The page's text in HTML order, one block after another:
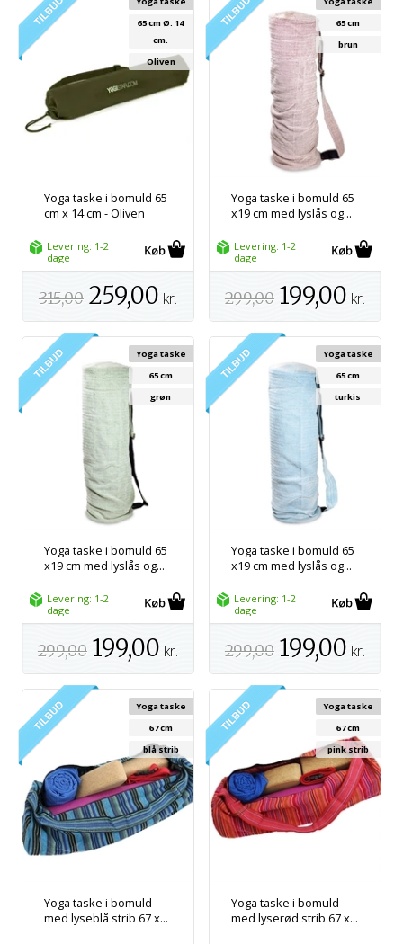
Yoga taske i bomuld 65
cm x 14 cm - Oliven
65 cm Ø: 14
cm.
Oliven
Levering: 1-2
dage
315,00 259,00 kr.
Yoga taske i bomuld 65
x19 cm med lyslås og...
65 cm
brun
Levering: 1-2
dage
299,00 199,00 kr.
Yoga taske i bomuld 65
x19 cm med lyslås og...
Yoga taske
65 cm
grøn
Levering: 1-2
dage
299,00 199,00 kr.
Yoga taske i bomuld 65
x19 cm med lyslås og...
Yoga taske
65 cm
turkis
Levering: 1-2
dage
299,00 199,00 kr.
Yoga taske i bomuld
med lyseblå strib 67 x...
Yoga taske
67 cm
blå strib
Yoga taske i bomuld
med lyserød strib 67 x...
Yoga taske
67 cm
pink strib